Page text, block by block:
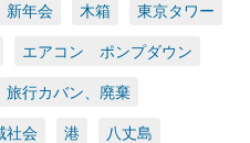
新年会 木箱 東京タワー
エアコン ポンプダウン
旅行カバン、廃棄
社会 港 八丈島